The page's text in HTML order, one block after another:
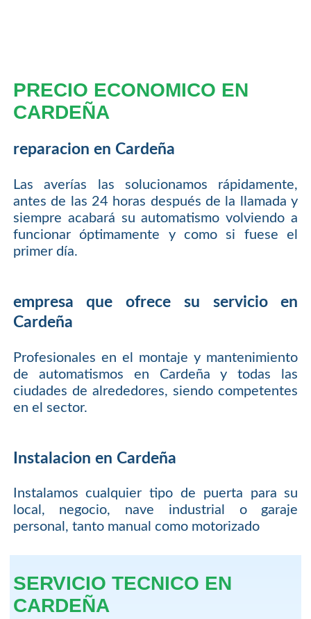
PRECIO ECONOMICO EN
CARDEÑA
reparacion en Cardeña
Las averías las solucionamos rápidamente,
antes de las 24 horas después de la llamada y
siempre acabará su automatismo volviendo a
funcionar óptimamente y como si fuese el
primer día.
empresa que ofrece su servicio en
Cardeña
Profesionales en el montaje y mantenimiento
de automatismos en Cardeña y todas las
ciudades de alrededores, siendo competentes
en el sector.
Instalacion en Cardeña
Instalamos cualquier tipo de puerta para su
local, negocio, nave industrial o garaje
personal, tanto manual como motorizado
SERVICIO TECNICO EN
CARDEÑA